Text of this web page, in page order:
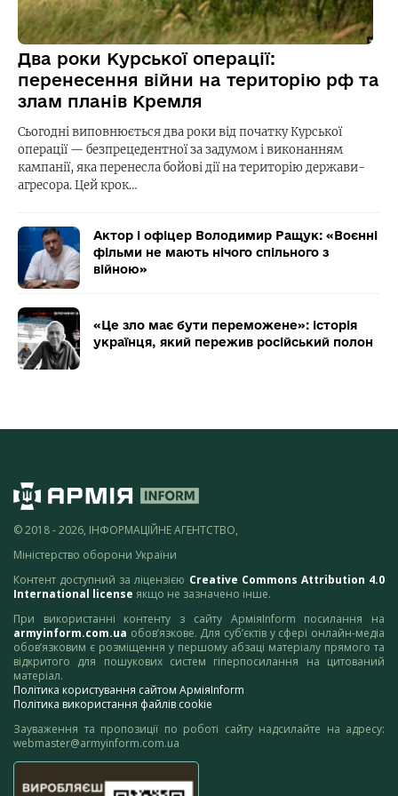
Два роки Курської операції:
перенесення війни на територію рф та
злам планів Кремля
Сьогодні виповнюється два роки від початку Курської
операції — безпрецедентної за задумом і виконанням
кампанії, яка перенесла бойові дії на територію держави-
агресора. Цей крок…
Актор і офіцер Володимир Ращук: «Воєнні
фільми не мають нічого спільного з
війною»
«Це зло має бути переможене»: історія
українця, який пережив російський полон
© 2018 - 2026, ІНФОРМАЦІЙНЕ АГЕНТСТВО,
Міністерство оборони України
Контент доступний за ліцензією Creative Commons Attribution 4.0
International license якщо не зазначено інше.
При використанні контенту з сайту АрміяInform посилання на
armyinform.com.ua обов’язкове. Для суб’єктів у сфері онлайн-медіа
обов’язковим є розміщення у першому абзаці матеріалу прямого та
відкритого для пошукових систем гіперпосилання на цитований
матеріал.
Політика користування сайтом АрміяInform
Політика використання файлів cookie
Зауваження та пропозиції по роботі сайту надсилайте на адресу:
webmaster@armyinform.com.ua